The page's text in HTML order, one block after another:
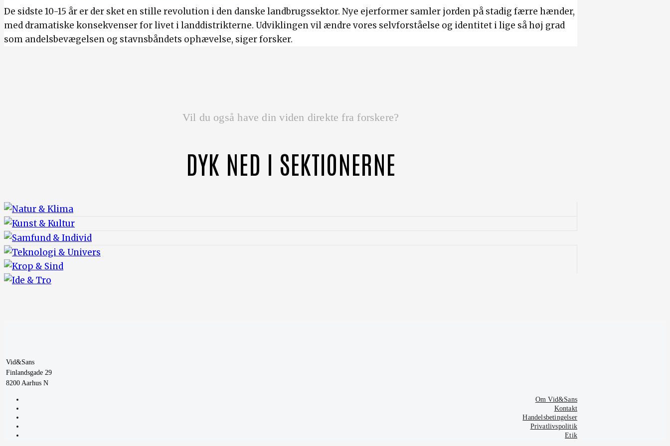
De sidste 10-15 år er der sket en stille revolution i den danske landbrugssektor. Nye ejerformer samler jorden på stadig færre hænder,
med dramatiske konsekvenser for livet i landdistrikterne. Udviklingen vil ændre vores selvforståelse og identitet i lige så høj grad
som andelsbevægelsen og stavnsbåndets ophævelse, siger forsker.
Vil du også have din viden direkte fra forskere?
DYK NED I SEKTIONERNE
Vid&Sans
Finlandsgade 29
8200 Aarhus N
Om Vid&Sans
Kontakt
Handelsbetingelser
Privatlivspolitik
Etik